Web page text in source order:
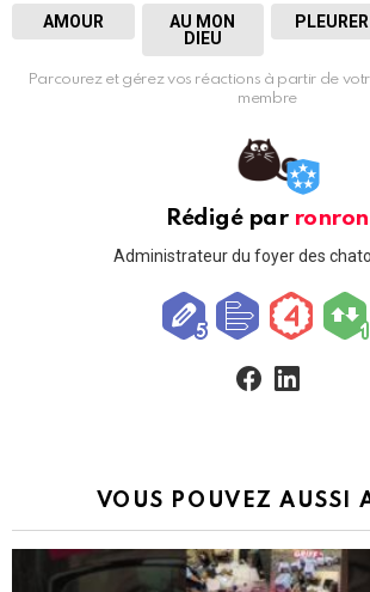
AMOUR
AU MON
DIEU
PLEURER
Parcourez et gérez vos réactions à partir de
membre
Rédigé par ronron
Administrateur du foyer des
VOUS POUVEZ AUSSI